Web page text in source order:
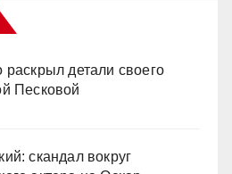
раскрыл детали своего
Песковой
скандал вокруг